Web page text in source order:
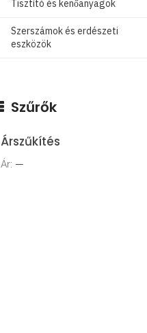
Tisztító és kenőanyagok
Szerszámok és erdészeti
eszközök
Szűrők
Árszűkítés
Ár: —